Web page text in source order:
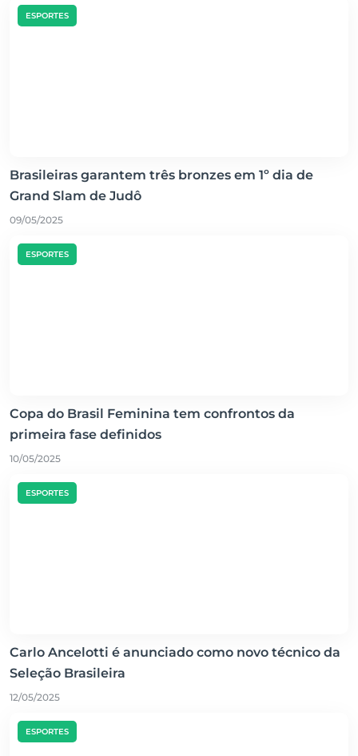
ESPORTES
Brasileiras garantem três bronzes em 1º dia de
Grand Slam de Judô
09/05/2025
ESPORTES
Copa do Brasil Feminina tem confrontos da
primeira fase definidos
10/05/2025
ESPORTES
Carlo Ancelotti é anunciado como novo técnico da
Seleção Brasileira
12/05/2025
ESPORTES